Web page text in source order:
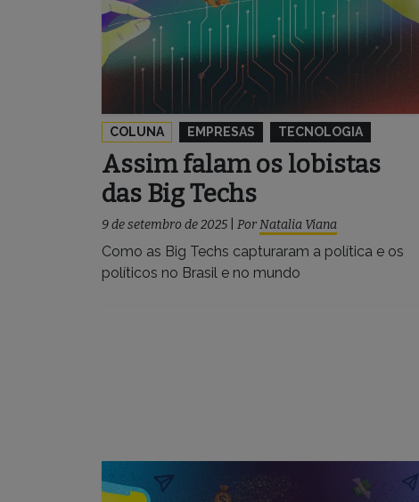
COLUNA EMPRESAS TECNOLOGIA
Assim falam os lobistas
das Big Techs
9 de setembro de 2025 PorNatalia Viana
Como as Big Techs capturaram a política e os
políticos no Brasil e no mundo